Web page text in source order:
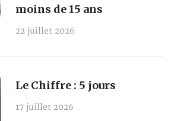
moins de 15 ans
22 juillet 2026
Le Chiffre : 5 jours
17 juillet 2026